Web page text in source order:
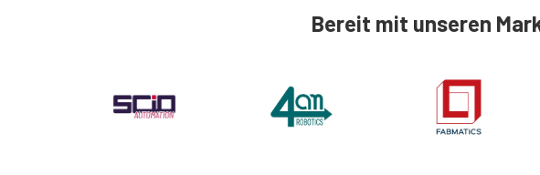
Bereit mit unseren